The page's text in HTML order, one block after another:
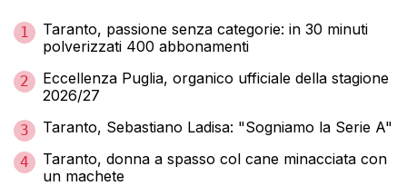
1
Taranto, passione senza categorie: in 30 minuti
polverizzati 400 abbonamenti
2
Eccellenza Puglia, organico ufficiale della stagione
2026/27
3 Taranto, Sebastiano Ladisa: "Sogniamo la Serie A"
4
Taranto, donna a spasso col cane minacciata con
un machete